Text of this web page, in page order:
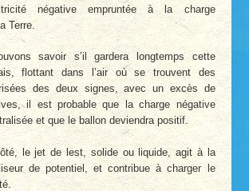
négative empruntée à la charge
Terre.
savoir s’il gardera longtemps cette
flottant dans l’air où se trouvent des
des deux signes, avec un excès de
il est probable que la charge négative
et que le ballon deviendra positif.
le jet de lest, solide ou liquide, agit à la
de potentiel, et contribue à charger le